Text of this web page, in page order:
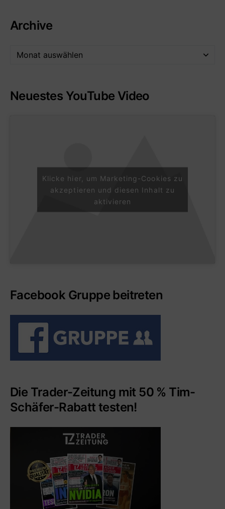
Archive
Neuestes YouTube Video
Klicke hier, um Marketing-Cookies zu
akzeptieren und diesen Inhalt zu
aktivieren
Facebook Gruppe beitreten
Die Trader-Zeitung mit 50 % Tim-
Schäfer-Rabatt testen!